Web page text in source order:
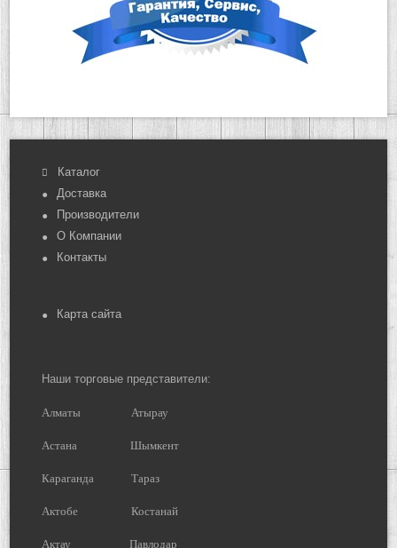
Каталог
Доставка
Производители
О Компании
Контакты
Карта сайта
Наши торговые представители:
Алматы Атырау
Астана Шымкент
Караганда Тараз
Актобе Костанай
Актау Павлодар